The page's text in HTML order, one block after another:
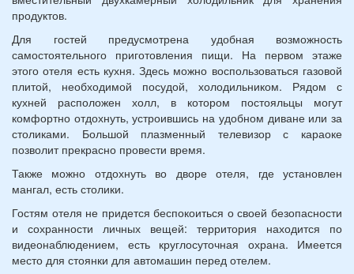
продуктов.
Для гостей предусмотрена удобная возможность
самостоятельного приготовления пищи. На первом этаже
этого отеля есть кухня. Здесь можно воспользоваться газовой
плитой, необходимой посудой, холодильником. Рядом с
кухней расположен холл, в котором постояльцы могут
комфортно отдохнуть, устроившись на удобном диване или за
столиками. Большой плазменный телевизор с караоке
позволит прекрасно провести время.
Также можно отдохнуть во дворе отеля, где установлен
мангал, есть столики.
Гостям отеля не придется беспокоиться о своей безопасности
и сохранности личных вещей: территория находится по
видеонаблюдением, есть круглосуточная охрана. Имеется
место для стоянки для автомашин перед отелем.